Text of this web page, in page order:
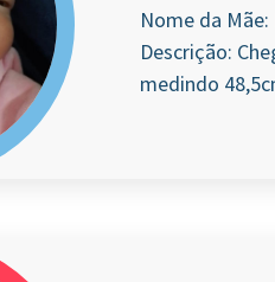
Nome da
Descrição:
medindo